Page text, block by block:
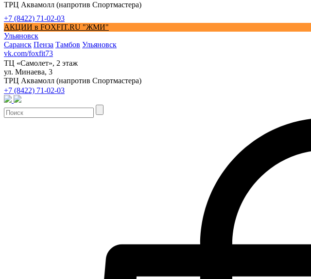
ТРЦ Аквамолл (напротив Спортмастера)
+7 (8422) 71-02-03
АКЦИИ в FOXFIT.RU "ЖМИ"
Ульяновск
Саранск Пенза Тамбов Ульяновск
vk.com/foxfit73
ТЦ «Самолет», 2 этаж
ул. Минаева, 3
ТРЦ Аквамолл (напротив Спортмастера)
+7 (8422) 71-02-03